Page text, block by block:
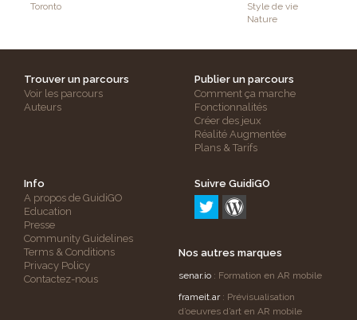
Toronto
Style de vie
Nature
Trouver un parcours
Voir les parcours
Auteurs
Publier un parcours
Comment ça marche
Fonctionnalités
Créer des jeux
Réalité Augmentée
Plans & Tarifs
Info
A propos de GuidiGO
Education
Presse
Community Guidelines
Terms & Conditions
Privacy Policy
Contactez-nous
Suivre GuidiGO
Nos autres marques
senar.io : Formation en AR mobile
frameit.ar: Prévisualisation
d’oeuvres d’art en AR mobile